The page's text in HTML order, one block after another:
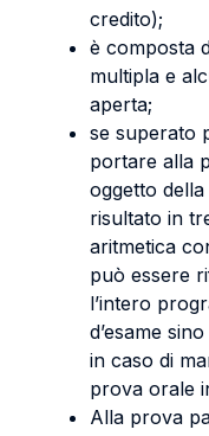
credito);
è composta
multipla e
aperta;
se superato
portare alla
oggetto
risultato in
aritmetica
può essere
l’intero
d’esame
in caso di
prova orale
Alla prova